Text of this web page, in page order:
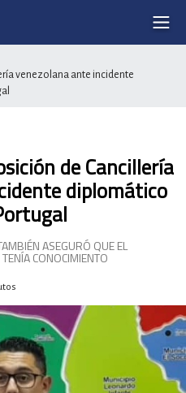
venezolana ante incidente
de Cancillería
diplomático
ASEGURÓ QUE EL
CONOCIMIENTO